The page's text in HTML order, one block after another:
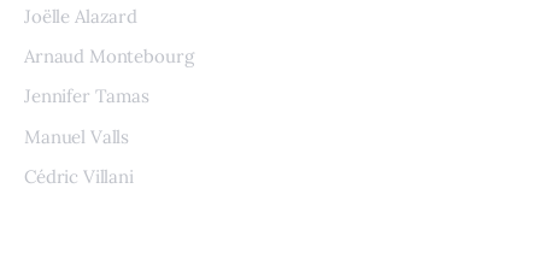
Joëlle Alazard
Arnaud Montebourg
Jennifer Tamas
Manuel Valls
Cédric Villani